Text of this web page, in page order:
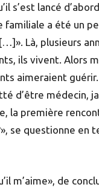
s’est lancé
familiale a été un
Là, plusieurs
ils vivent. Alors
aimeraient guérir.
d’être médecin,
la première
se questionne en
m’aime», de